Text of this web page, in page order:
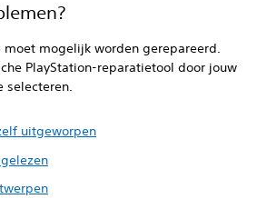
moet mogelijk worden gerepareerd.
PlayStation-reparatietool door jouw
selecteren.
uitgeworpen